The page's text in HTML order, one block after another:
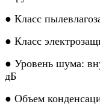
● Класс
● Класс
● Уровень шума:
дБ
● Объем